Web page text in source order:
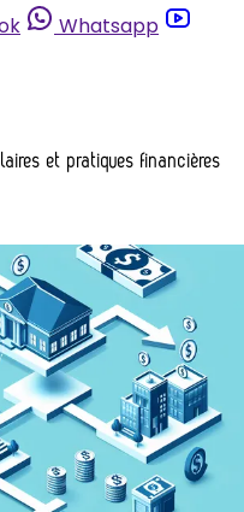
Whatsapp
et pratiques financières